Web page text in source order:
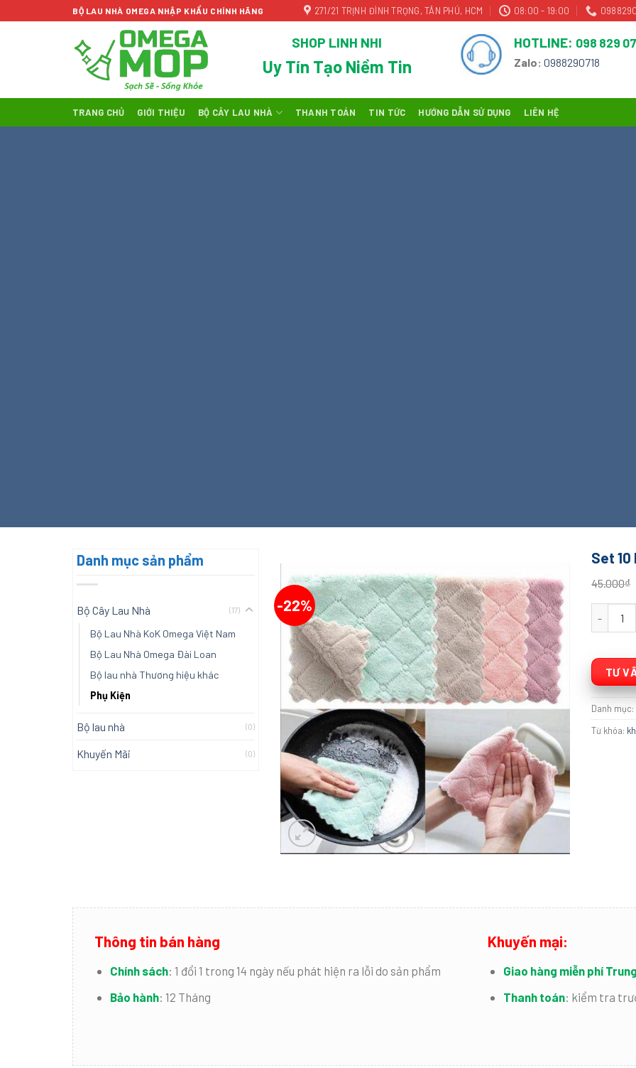
to
BỘ LAU NHÀ OMEGA NHẬP KHẨU CHÍNH HÃNG 271/21 TRỊNH ĐÌNH TRỌNG, TÂN PHÚ, HCM 08:00 - 19:00
SHOP LINH NHI
Uy Tín Tạo Niềm Tin
HOTLINE: 098 829
Zalo: 0988290718
TRANG CHỦ GIỚI THIỆU BỘ CÂY LAU NHÀ THANH TOÁN TIN TỨC HƯỚNG DẪN SỬ DỤNG LIÊN HỆ
Danh mục sản phẩm
Bộ Cây Lau Nhà (17)
Bộ Lau Nhà KoK Omega Việt Nam
Bộ Lau Nhà Omega Đài Loan
Bộ lau nhà Thương hiệu khác
Phụ Kiện
Bộ lau nhà (0)
Khuyến Mãi (0)
-22%
Set 10
45.000₫
TƯ
Danh mục:
Từ khóa:
Thông tin bán hàng
Chính sách: 1 đổi 1 trong 14 ngày nếu phát hiện ra lỗi do sản phẩm
Bảo hành: 12 Tháng
Khuyến mại:
Giao hàng miễn phí
Thanh toán: kiểm tra